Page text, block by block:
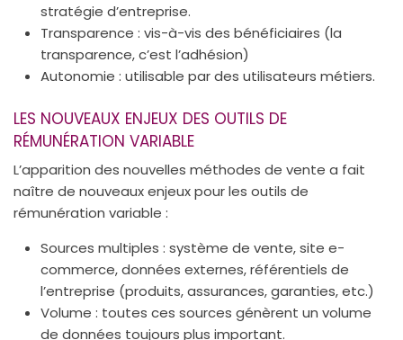
stratégie d’entreprise.
Transparence : vis-à-vis des bénéficiaires (la
transparence, c’est l’adhésion)
Autonomie : utilisable par des utilisateurs métiers.
LES NOUVEAUX ENJEUX DES OUTILS DE
RÉMUNÉRATION VARIABLE
L’apparition des nouvelles méthodes de vente a fait
naître de nouveaux enjeux pour les outils de
rémunération variable :
Sources multiples : système de vente, site e-
commerce, données externes, référentiels de
l’entreprise (produits, assurances, garanties, etc.)
Volume : toutes ces sources génèrent un volume
de données toujours plus important.